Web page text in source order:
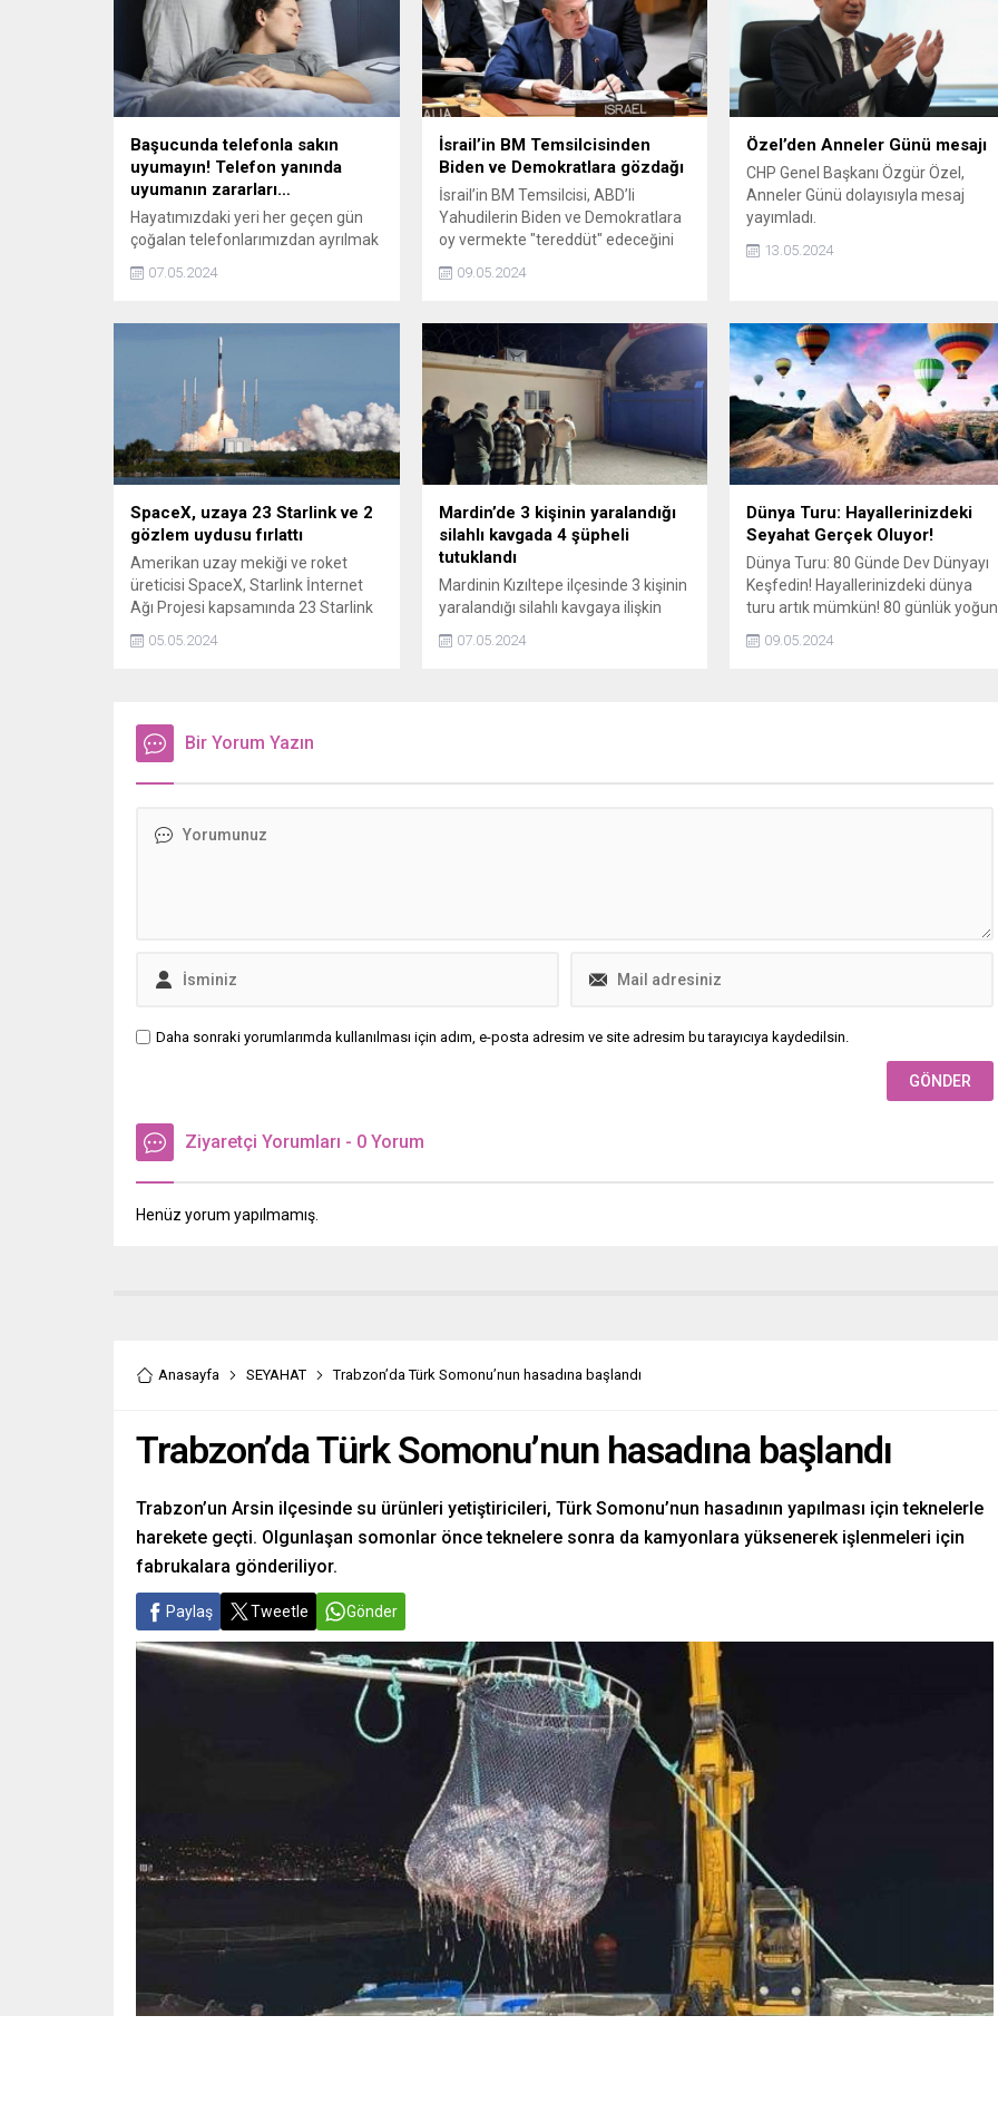
Başucunda telefonla sakın
uyumayın! Telefon yanında
uyumanın zararları…
Hayatımızdaki yeri her geçen gün
çoğalan telefonlarımızdan ayrılmak
istemeyip yatağımıza kadar
getiriyoruz. Uykuya dalmamızda
aslında bilmediğimiz zararları da
beraberinde getiriyor. Peki, uyurken
telefon ne kadar uzakta olmalı?
Telefon radyasyon yayar mı?
07.05.2024
İsrail’in BM Temsilcisinden
Biden ve Demokratlara gözdağı
İsrail’in BM Temsilcisi, ABD’li
Yahudilerin Biden ve Demokratlara
oy vermekte "tereddüt" edeceğini
savundu.
09.05.2024
Özel’den Anneler Günü mesajı
CHP Genel Başkanı Özgür Özel,
Anneler Günü dolayısıyla mesaj
yayımladı.
13.05.2024
SpaceX, uzaya 23 Starlink ve 2
gözlem uydusu fırlattı
Amerikan uzay mekiği ve roket
üreticisi SpaceX, Starlink İnternet
Ağı Projesi kapsamında 23 Starlink
gönderdi.
05.05.2024
Mardin’de 3 kişinin yaralandığı
silahlı kavgada 4 şüpheli
tutuklandı
Mardinin Kızıltepe ilçesinde 3 kişinin
yaralandığı silahlı kavgaya ilişkin
07.05.2024
Dünya Turu: Hayallerinizdeki
Seyahat Gerçek Oluyor!
Dünya Turu: 80 Günde Dev Dünyayı
Keşfedin! Hayallerinizdeki dünya
turu artık mümkün! 80 günlük yoğun
destinasyonlarını gezebilir,
büyüleyici vahşi doğasına kadar
09.05.2024
Bir Yorum Yazın
Daha sonraki yorumlarımda kullanılması için adım, e-posta adresim ve site adresim bu tarayıcıya kaydedilsin.
Ziyaretçi Yorumları - 0 Yorum
Henüz yorum yapılmamış.
Anasayfa SEYAHAT Trabzon’da Türk Somonu’nun hasadına başlandı
Trabzon’da Türk Somonu’nun hasadına başlandı
Trabzon’un Arsin ilçesinde su ürünleri yetiştiricileri, Türk Somonu’nun hasadının yapılması için teknelerle
harekete geçti. Olgunlaşan somonlar önce teknelere sonra da kamyonlara yüksenerek işlenmeleri için
fabrukalara gönderiliyor.
Paylaş Tweetle Gönder